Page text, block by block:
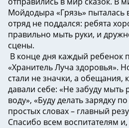
Мойдодыра «Грязь» пыталась
отряд не поддался: ребята
правильно мыть руки, и
сцены.
В конце дня каждый ребенок
«Хранитель Луча здоровья».
стали не значки, а обещания,
давали себе: «Не забуду мыть
воду», «Буду делать зарядку
простых словах – главный
Спасибо всем воспитателям